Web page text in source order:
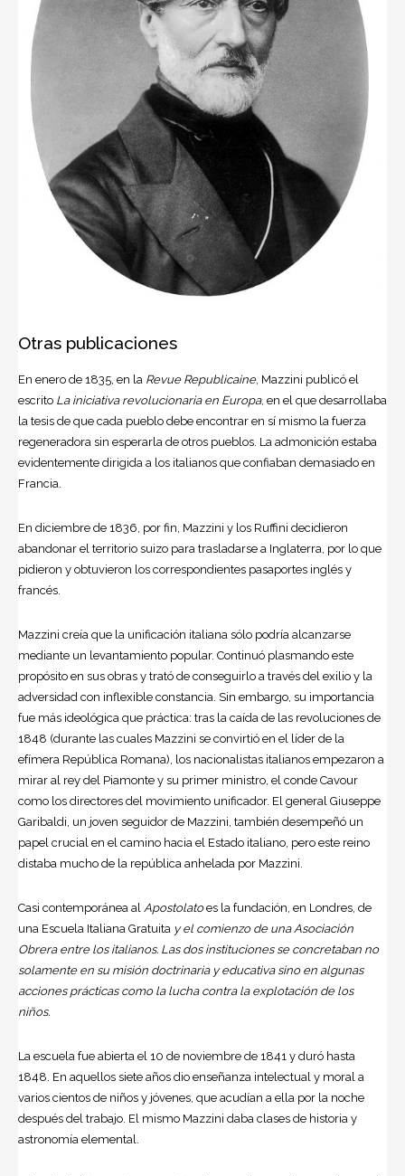
Otras publicaciones
En enero de 1835, en la Revue Republicaine, Mazzini publicó el
escrito La iniciativa revolucionaria en Europa, en el que desarrollaba
la tesis de que cada pueblo debe encontrar en sí mismo la fuerza
regeneradora sin esperarla de otros pueblos. La admonición estaba
evidentemente dirigida a los italianos que confiaban demasiado en
Francia.
En diciembre de 1836, por fin, Mazzini y los Ruffini decidieron
abandonar el territorio suizo para trasladarse a Inglaterra, por lo que
pidieron y obtuvieron los correspondientes pasaportes inglés y
francés.
Mazzini creía que la unificación italiana sólo podría alcanzarse
mediante un levantamiento popular. Continuó plasmando este
propósito en sus obras y trató de conseguirlo a través del exilio y la
adversidad con inflexible constancia. Sin embargo, su importancia
fue más ideológica que práctica: tras la caída de las revoluciones de
1848 (durante las cuales Mazzini se convirtió en el líder de la
efímera República Romana), los nacionalistas italianos empezaron a
mirar al rey del Piamonte y su primer ministro, el conde Cavour
como los directores del movimiento unificador. El general Giuseppe
Garibaldi, un joven seguidor de Mazzini, también desempeñó un
papel crucial en el camino hacia el Estado italiano, pero este reino
distaba mucho de la república anhelada por Mazzini.
Casi contemporánea al Apostolatoes la fundación, en Londres, de
una Escuela Italiana Gratuita y el comienzo de una Asociación
Obrera entre los italianos. Las dos instituciones se concretaban no
solamente en su misión doctrinaria y educativa sino en algunas
acciones prácticas como la lucha contra la explotación de los
niños.
La escuela fue abierta el 10 de noviembre de 1841 y duró hasta
1848. En aquellos siete años dio enseñanza intelectual y moral a
varios cientos de niños y jóvenes, que acudían a ella por la noche
después del trabajo. El mismo Mazzini daba clases de historia y
astronomía elemental.